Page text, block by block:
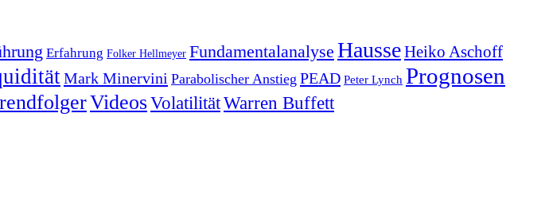
Erfahrung Folker Hellmeyer Fundamentalanalyse HausseHeiko Aschoff
Mark Minervini Parabolischer Anstieg PEAD Peter Lynch Prognosen
VideosVolatilitätWarren Buffett